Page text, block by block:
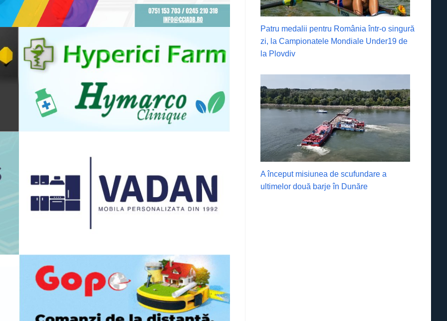
Patru medalii pentru România într-o singură
zi, la Campionatele Mondiale Under19 de
la Plovdiv
A început misiunea de scufundare a
ultimelor două barje în Dunăre